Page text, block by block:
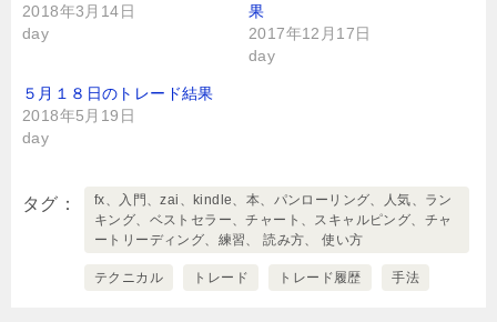
2018年3月14日
day
果
2017年12月17日
day
５月１８日のトレード結果
2018年5月19日
day
タグ
fx、入門、zai、kindle、本、パンローリング、人気、ラン
キング、ベストセラー、チャート、スキャルピング、チャ
ートリーディング、練習、 読み方、 使い方
テクニカル トレード トレード履歴 手法